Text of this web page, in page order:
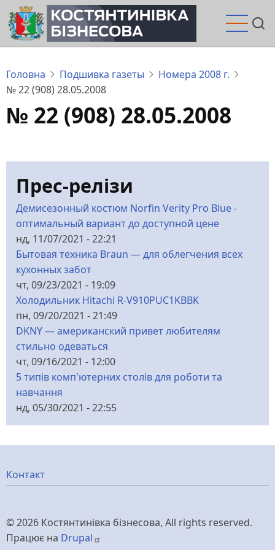
Перейти
до
основного
Головна
Подшивка газеты
Номера 2008 г.
№ 22 (908) 28.05.2008
№ 22 (908) 28.05.2008
Прес-релізи
Демисезонный костюм Norfin Verity Pro Blue -
оптимальный вариант до доступной цене
нд, 11/07/2021 - 22:21
Бытовая техника Braun — для облегчения всех
кухонных забот
чт, 09/23/2021 - 19:09
Холодильник Hitachi R-V910PUC1KBBK
пн, 09/20/2021 - 21:49
DKNY — американский привет любителям
стильно одеваться
чт, 09/16/2021 - 12:00
5 типів комп'ютерних столів для роботи та
навчання
нд, 05/30/2021 - 22:55
Меню
колонтитулу
Контакт
© 2026 Костянтинівка бізнесова, All rights reserved.
Працює на Drupal